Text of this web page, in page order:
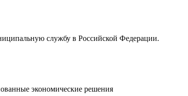
службу в Российской Федерации.
экономические решения